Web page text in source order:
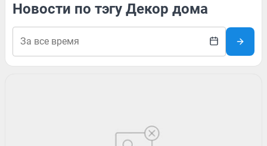
Новости по тэгу Декор дома